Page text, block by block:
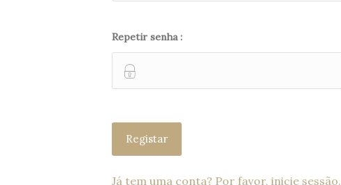
Repetir senha :
Já tem uma conta? Por favor, inicie sessão.